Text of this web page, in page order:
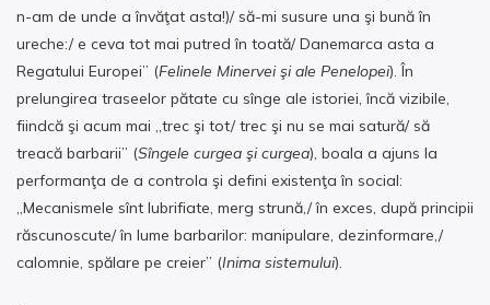
n-am de unde a învăţat asta!)/ să-mi susure una şi bună în
ureche:/ e ceva tot mai putred în toată/ Danemarca asta a
Regatului Europei” (Felinele Minervei şi ale Penelopei). În
prelungirea traseelor pătate cu sînge ale istoriei, încă vizibile,
fiindcă şi acum mai „trec şi tot/ trec şi nu se mai satură/ să
treacă barbarii” (Sîngele curgea şi curgea), boala a ajuns la
performanţa de a controla şi defini existenţa în social:
„Mecanismele sînt lubrifiate, merg strună,/ în exces, după principii
răscunoscute/ în lume barbarilor: manipulare, dezinformare,/
calomnie, spălare pe creier” (Inima sistemului).